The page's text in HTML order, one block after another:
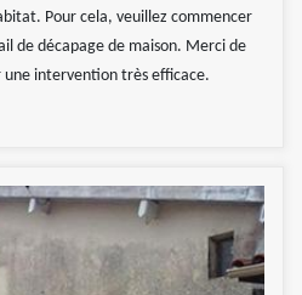
Pour cela, veuillez commencer
de décapage de maison. Merci de
intervention très efficace.